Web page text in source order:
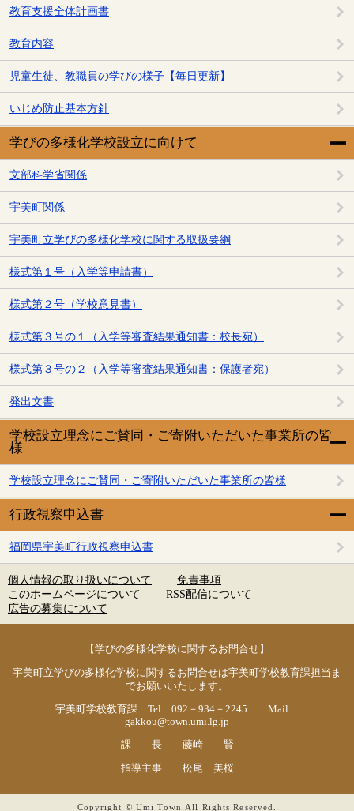
教育支援全体計画書
教育内容
児童生徒、教職員の学びの様子【毎日更新】
いじめ防止基本方針
学びの多様化学校設立に向けて
文部科学省関係
宇美町関係
宇美町立学びの多様化学校に関する取扱要綱
様式第１号（入学等申請書）
様式第２号（学校意見書）
様式第３号の１（入学等審査結果通知書：校長宛）
様式第３号の２（入学等審査結果通知書：保護者宛）
発出文書
学校設立理念にご賛同・ご寄附いただいた事業所の皆
様
学校設立理念にご賛同・ご寄附いただいた事業所の皆様
行政視察申込書
福岡県宇美町行政視察申込書
個人情報の取り扱いについて
免責事項
このホームページについて
RSS配信について
広告の募集について
【学びの多様化学校に関するお問合せ】
宇美町立学びの多様化学校に関するお問合せは宇美町学校教育課担当ま
でお願いいたします。
宇美町学校教育課 Tel 092－934－2245 Mail
gakkou@town.umi.lg.jp
課 長 藤崎 賢
指導主事 松尾 美桜
Copyright © Umi Town.All Rights Reserved.